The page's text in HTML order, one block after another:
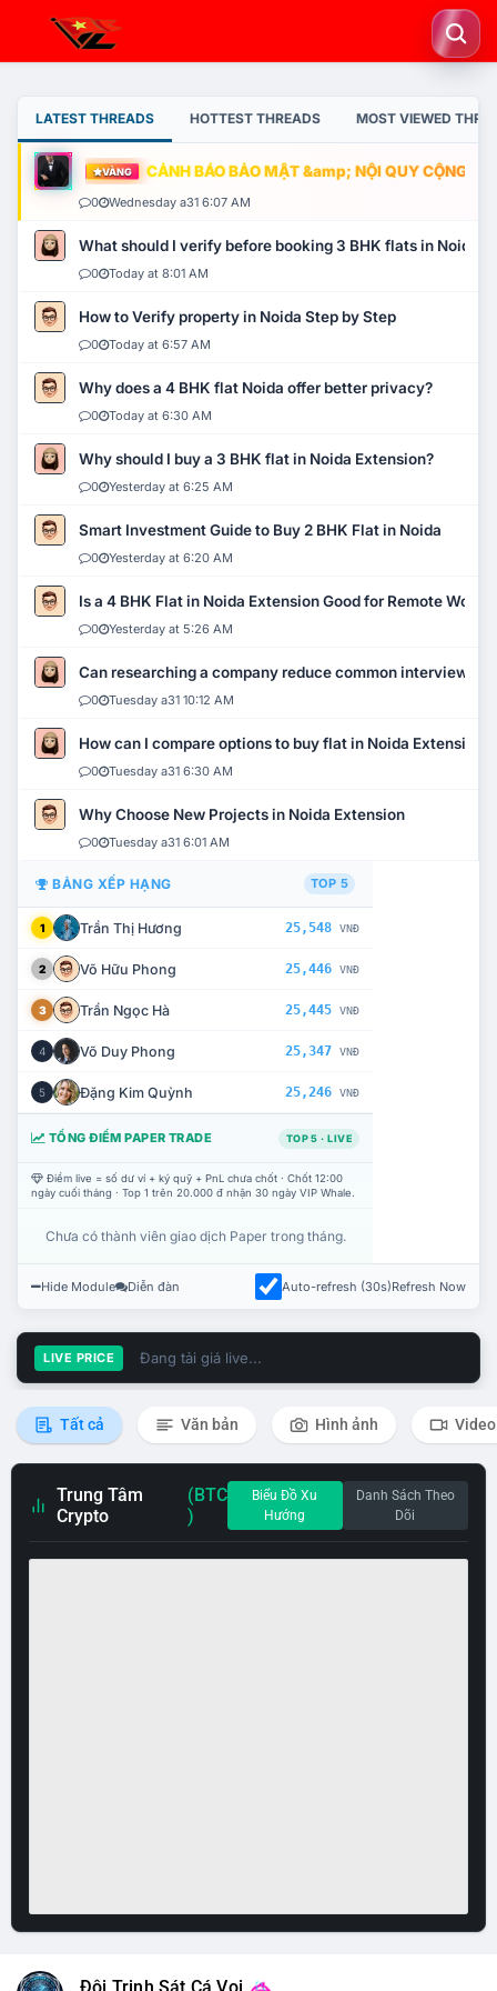
LATEST THREADS HOTTEST THREADS MOST VIEWED
VÀNG CẢNH BÁO BẢO MẬT &amp; NỘI QUY CỘNG
0 Wednesday a31 6:07 AM
What should I verify before booking 3 BHK flats in Noida?
0 Today at 8:01 AM
How to Verify property in Noida Step by Step
0 Today at 6:57 AM
Why does a 4 BHK flat Noida offer better privacy?
0 Today at 6:30 AM
Why should I buy a 3 BHK flat in Noida Extension?
0 Yesterday at 6:25 AM
Smart Investment Guide to Buy 2 BHK Flat in Noida
0 Yesterday at 6:20 AM
Is a 4 BHK Flat in Noida Extension Good for Remote Work?
0 Yesterday at 5:26 AM
Can researching a company reduce common interview
0 Tuesday a31 10:12 AM
How can I compare options to buy flat in Noida Extension?
0 Tuesday a31 6:30 AM
Why Choose New Projects in Noida Extension
0 Tuesday a31 6:01 AM
BẢNG XẾP HẠNG TOP 5
1 Trần Thị Hương 25,548 VNĐ
2 Võ Hữu Phong 25,446 VNĐ
3 Trần Ngọc Hà 25,445 VNĐ
4 Võ Duy Phong 25,347 VNĐ
5 Đặng Kim Quỳnh 25,246 VNĐ
TỔNG ĐIỂM PAPER TRADE TOP 5 · LIVE
Điểm live = số dư ví + ký quỹ + PnL chưa chốt · Chốt 12:00
ngày cuối tháng · Top 1 trên 20.000 đ nhận 30 ngày VIP Whale.
Chưa có thành viên giao dịch Paper trong tháng.
Hide Module Diễn đàn Auto-refresh (30s)Refresh Now
LIVE PRICE Đang tải giá live...
Tất cả Văn bản Hình ảnh Video
Trung Tâm
Crypto
(BTC
)
Biểu Đồ Xu
Hướng
Danh Sách Theo
Dõi